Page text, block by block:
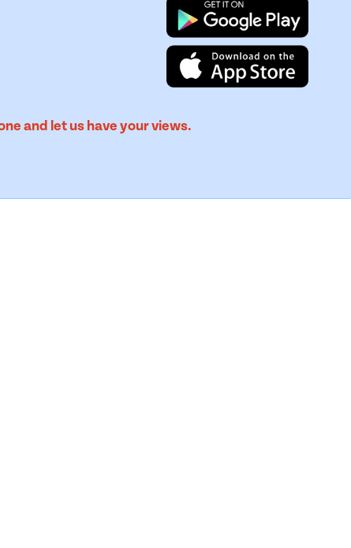
and let us have your views.